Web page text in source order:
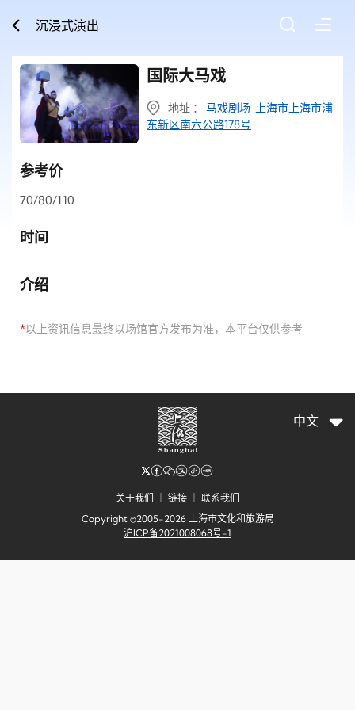
沉浸式演出
国际大马戏
地址 ： 马戏剧场 上海市上海市浦
东新区南六公路178号
参考价
70/80/110
时间
介绍
*以上资讯信息最终以场馆官方发布为准，本平台仅供参考
关于我们 链接
联系我们
Copyright ©2005-2026 上海市文化和旅游局
沪ICP备2021008068号-1
中文